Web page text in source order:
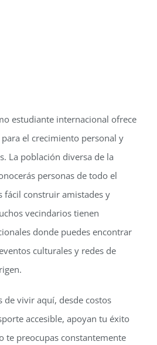
estudiante internacional ofrece
el crecimiento personal y
La población diversa de la
personas de todo el
fácil construir amistades y
vecindarios tienen
donde puedes encontrar
culturales y redes de
de vivir aquí, desde costos
accesible, apoyan tu éxito
te preocupas constantemente